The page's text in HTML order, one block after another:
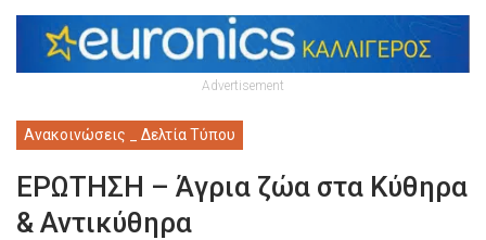
Advertisement
Ανακοινώσεις _ Δελτία Τύπου
ΕΡΩTΗΣΗ – Άγρια ζώα στα Κύθηρα
& Αντικύθηρα